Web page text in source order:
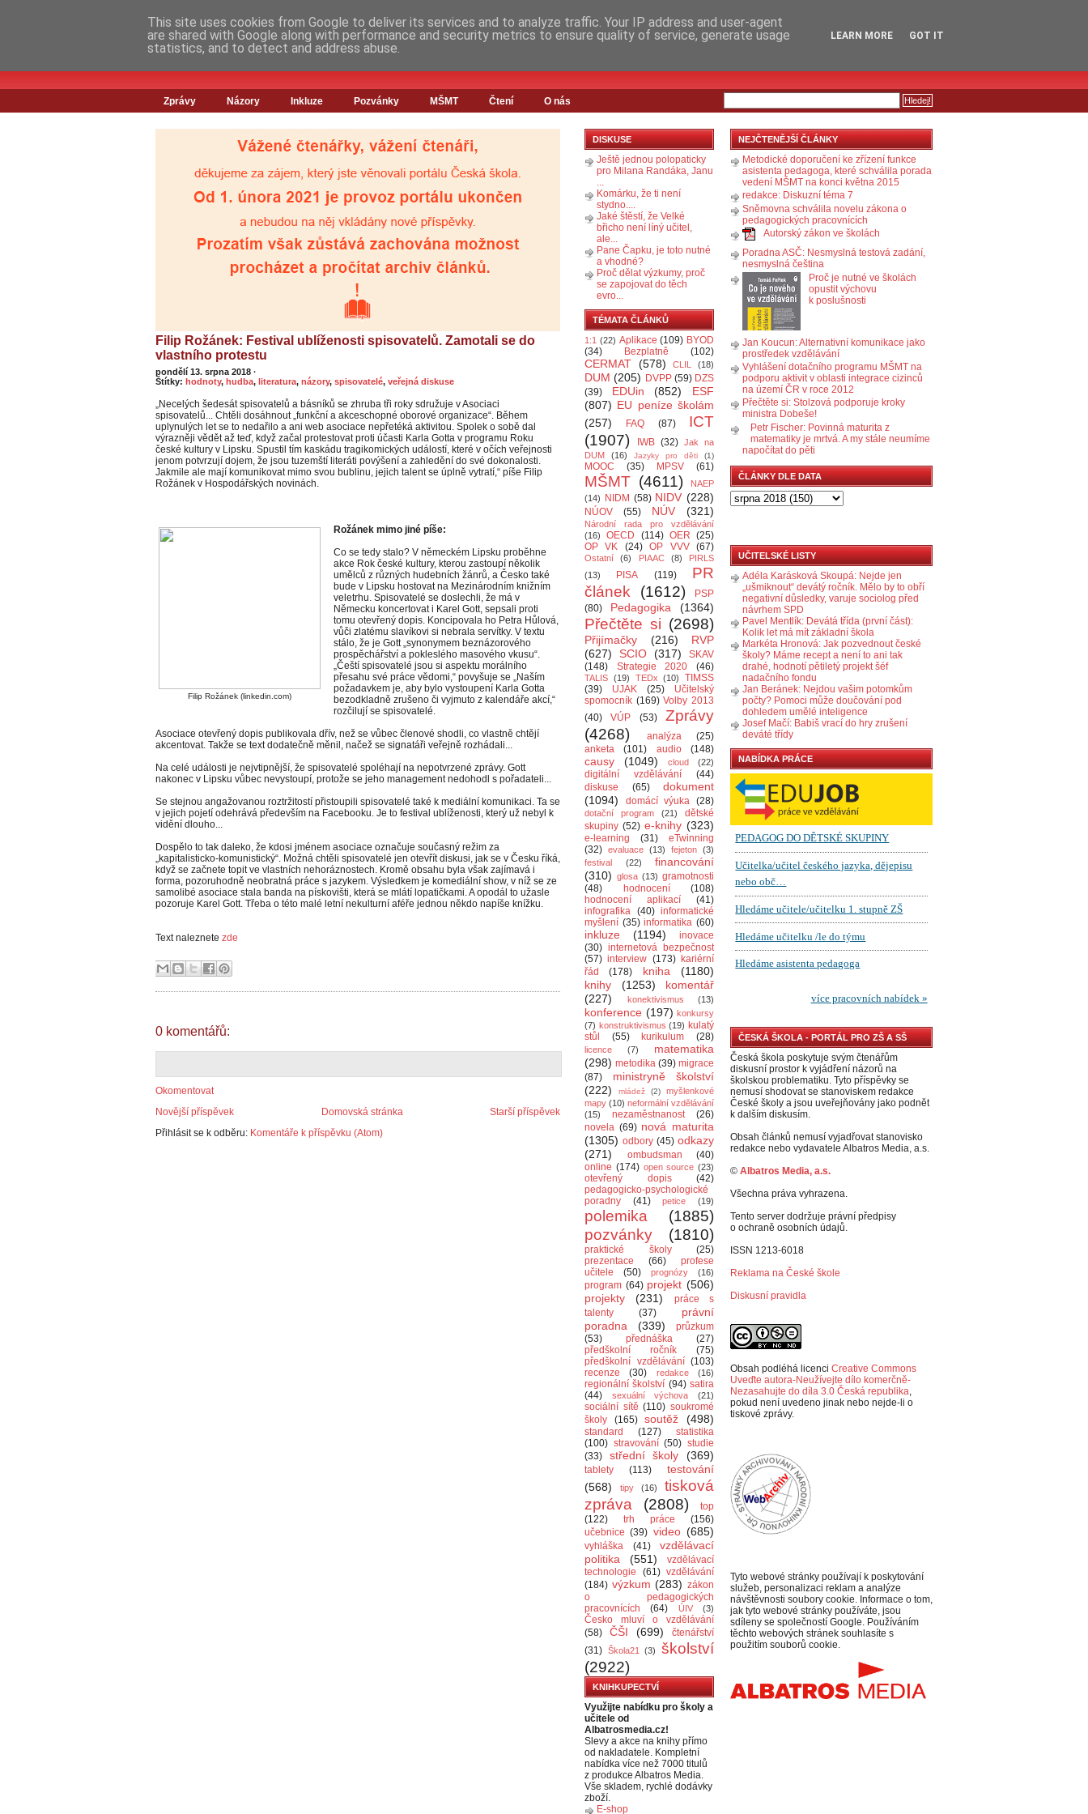
Zprávy Názory Inkluze Pozvánky MŠMT Čtení O nás
Filip Rožánek: Festival ublíženosti spisovatelů. Zamotali se do
vlastního protestu
pondělí 13. srpna 2018 ·
Štítky: hodnoty, hudba, literatura, názory, spisovatelé, veřejná diskuse
„Necelých šedesát spisovatelů a básníků se zhruba tři roky sdružuje v Asociaci
spisovatelů... Chtěli dosáhnout „funkční a akceschopné oborové organizace“. Během
uplynulých let se to nedařilo a ani web asociace nepřetéká aktivitou. Spolek o sobě dal
výrazněji vědět až teď, když začal protestovat proti účasti Karla Gotta v programu Roku
české kultury v Lipsku. Spustil tím kaskádu tragikomických událostí, které v očích veřejnosti
jenom potvrzují dojem, že jsou tuzemští literáti povýšení a zahledění do své dokonalosti.
Jakmile ale mají komunikovat mimo svou bublinu, jejich talent se úplně vytratí,“ píše Filip
Rožánek v Hospodářských novinách.
Filip Rožánek (linkedin.com)
Rožánek mimo jiné píše:
Co se tedy stalo? V německém Lipsku proběhne
akce Rok české kultury, kterou zastoupí několik
umělců z různých hudebních žánrů, a Česko také
bude v Lipsku hostovat na Mezinárodním knižním
veletrhu. Spisovatelé se doslechli, že má v
Německu koncertovat i Karel Gott, sepsali proti
tomu otevřený dopis. Koncipovala ho Petra Hůlová,
vůči zlatému slavíkovi si nebrala servítky. V textu
stálo, že je Gott „synonymem beznázorového
prospěchářství a pokleslého masového vkusu“.
„Čeští spisovatelé jsou si aspektu morálního
přesahu své práce vědomi,“ povyšuje se „Naším
požadavkem je, aby bylo vystoupení Karla Gotta
bezodkladně zrušeno či vyjmuto z kalendáře akcí,“
rozčilují se spisovatelé.
Asociace otevřený dopis publikovala dřív, než se vůbec členové shodli, co vlastně chtějí
akcentovat. Takže se text dodatečně měnil, načež se signatáři veřejně rozhádali...
Na celé události je nejvtipnější, že spisovatelé spoléhají na nepotvrzené zprávy. Gott
nakonec v Lipsku vůbec nevystoupí, protože se jeho management nedohodl s pořadateli...
Se stejnou angažovanou roztržitostí přistoupili spisovatelé také k mediální komunikaci. Ta se
v jejich pojetí odehrává především na Facebooku. Je to festival ublíženosti, který už nebyl k
vidění dlouho...
Dospělo to tak daleko, že kdosi jménem asociace označuje současný režim za
„kapitalisticko-komunistický“. Možná chtěli spisovatelé jen otevřít diskusi, jak se v Česku říká,
když se začnete topit ve vlastních nehoráznostech. Kromě obsahu byla však zajímavá i
forma, pozoruhodně neobratná práce s jazykem. Výsledkem je komediální show, v níž se ze
samolibé asociace stala banda na pískovišti, která se mlátí lopatičkami. A opodál to užasle
pozoruje Karel Gott. Třeba o této malé letní nekulturní aféře jednou někdo napíše knížku.
Text naleznete zde
0 komentářů:
Okomentovat
Novější příspěvek
Starší příspěvek
Domovská stránka
Přihlásit se k odběru: Komentáře k příspěvku (Atom)
DISKUSE
Ještě jednou polopaticky
pro Milana Randáka, Janu
...
Komárku, že ti není
stydno....
Jaké štěstí, že Velké
břicho není líný učitel,
ale...
Pane Čapku, je toto nutné
a vhodné?
Proč dělat výzkumy, proč
se zapojovat do těch
evro...
TÉMATA ČLÁNKŮ
1:1 (22) Aplikace (109) BYOD
(34)
Bezplatně (102)
CERMAT (578) CLIL (18)
DUM (205) DVPP (59) DZS
(39)
EDUin (852)
ESF
(807) EU peníze školám
(257)
FAQ (87)
ICT
(1907)
IWB (32) Jak na
DUM
(16) Jazyky pro děti (1)
MOOC (35) MPSV (61)
MŠMT (4611)
NAEP
(14)
NIDM (58) NIDV (228)
NÚOV (55) NÚV (321)
Národní rada pro vzdělávání
(16)
OECD (114) OER (25)
OP VK
(24) OP VVV (67)
Ostatní (6) PIAAC (8)
PIRLS
(13)
PISA (119)
PR
článek
(1612)
PSP
(80)
Pedagogika (1364)
Přečtěte si (2698)
Přijímačky (216)
RVP
(627)
SCIO (317)
SKAV
(148)
Strategie 2020 (46)
TALIS (19) TEDx (10)
TIMSS
(39)
UJAK (25)
Učitelský
spomocník (169) Volby 2013
(40)
VÚP (53)
Zprávy
(4268)
analýza
(25)
anketa
(101) audio (148)
causy (1049) cloud (22)
digitální vzdělávání
(44)
diskuse
(65)
dokument
(1094)
domácí výuka (28)
dotační program (21)
dětské
skupiny (52) e-knihy (323)
e-learning (31)
eTwinning
(32) evaluace (13) fejeton (3)
festival
(22)
financování
(310) glosa (13) gramotnosti
(48)
hodnocení
(108)
hodnocení aplikací
(41)
infografika (40) informatické
myšlení (35) informatika (60)
inkluze (1194)
inovace
(30) internetová bezpečnost
(57) interview (173) kariérní
řád
(178) kniha
(1180)
knihy
(1253)
komentář
(227)
konektivismus (13)
konference (197) konkursy
(7) konstruktivismus (19) kulatý
stůl
(55) kurikulum (28)
licence (7)
matematika
(298) metodika (39) migrace
(87)
ministryně školství
(222)
mládež (2)
myšlenkové
mapy (10) neformální vzdělávání
(15)
nezaměstnanost
(26)
novela (69) nová maturita
(1305) odbory (45) odkazy
(271)
ombudsman
(40)
online (174) open source (23)
otevřený dopis
(42)
pedagogicko-psychologické
poradny
(41) petice (19)
polemika
(1885)
pozvánky
(1810)
praktické školy
(25)
prezentace
(66)
profese
učitele
(50) prognózy (16)
program (64) projekt (506)
projekty
(231)
práce s
talenty
(37)
právní
poradna
(339)
průzkum
(53)
přednáška
(27)
předškolní ročník
(75)
předškolní vzdělávání (103)
recenze
(30) redakce (16)
regionální školství (94) satira
(44)
sexuální výchova (21)
sociální sítě (110) soukromé
školy
(165) soutěž (498)
standard (127)
statistika
(100) stravování (50) studie
(33)
střední školy (369)
tablety (113)
testování
(568)
tipy (16)
tisková
zpráva
(2808)
top
(122)
trh práce
(156)
učebnice (39) video (685)
vyhláška (41)
vzdělávací
politika
(551)
vzdělávací
technologie
(61) vzdělávání
(184) výzkum (283) zákon
o pedagogických
pracovnících
(64) ÚIV (3)
Česko mluví o vzdělávání
(58)
ČŠI (699)
čtenářství
(31) Škola21 (3)
školství
(2922)
KNIHKUPECTVÍ
Využijte nabídku pro školy a
učitele od
Albatrosmedia.cz!
Slevy a akce na knihy přímo
od nakladatele. Kompletní
nabídka více než 7000 titulů
z produkce Albatros Media.
Vše skladem, rychlé dodávky
zboží.
E-shop
NEJČTENĚJŠÍ ČLÁNKY
Metodické doporučení ke zřízení funkce
asistenta pedagoga, které schválila porada
vedení MŠMT na konci května 2015
redakce: Diskuzní téma 7
Sněmovna schválila novelu zákona o
pedagogických pracovnících
Autorský zákon ve školách
Poradna ASČ: Nesmyslná testová zadání,
nesmyslná čeština
Proč je nutné ve školách
opustit výchovu
k poslušnosti
Jan Koucun: Alternativní komunikace jako
prostředek vzdělávání
Vyhlášení dotačního programu MŠMT na
podporu aktivit v oblasti integrace cizinců
na území ČR v roce 2012
Přečtěte si: Stolzová podporuje kroky
ministra Dobeše!
Petr Fischer: Povinná maturita z
matematiky je mrtvá. A my stále neumíme
napočítat do pěti
ČLÁNKY DLE DATA
UČITELSKÉ LISTY
Adéla Karásková Skoupá: Nejde jen
„ušmiknout“ devátý ročník. Mělo by to obří
negativní důsledky, varuje sociolog před
návrhem SPD
Pavel Mentlík: Devátá třída (první část):
Kolik let má mít základní škola
Markéta Hronová: Jak pozvednout české
školy? Máme recept a není to ani tak
drahé, hodnotí pětiletý projekt šéf
nadačního fondu
Jan Beránek: Nejdou vašim potomkům
počty? Pomoci může doučování pod
dohledem umělé inteligence
Josef Mačí: Babiš vrací do hry zrušení
deváté třídy
NABÍDKA PRÁCE
ČESKÁ ŠKOLA - PORTÁL PRO ZŠ A SŠ
Česká škola poskytuje svým čtenářům
diskusní prostor k vyjádření názorů na
školskou problematiku. Tyto příspěvky se
nemusí shodovat se stanoviskem redakce
České školy a jsou uveřejňovány jako podnět
k dalším diskusím.
Obsah článků nemusí vyjadřovat stanovisko
redakce nebo vydavatele Albatros Media, a.s.
© Albatros Media, a.s.
Všechna práva vyhrazena.
Tento server dodržuje právní předpisy
o ochraně osobních údajů.
ISSN 1213-6018
Reklama na České škole
Diskusní pravidla
Obsah podléhá licenci Creative Commons
Uveďte autora-Neužívejte dílo komerčně-
Nezasahujte do díla 3.0 Česká republika,
pokud není uvedeno jinak nebo nejde-li o
tiskové zprávy.
Tyto webové stránky používají k poskytování
služeb, personalizaci reklam a analýze
návštěvnosti soubory cookie. Informace o tom,
jak tyto webové stránky používáte, jsou
sdíleny se společností Google. Používáním
těchto webových stránek souhlasíte s
použitím souborů cookie.
This site uses cookies from Google to deliver its services and to analyze traffic. Your IP address and user-agent
are shared with Google along with performance and security metrics to ensure quality of service, generate usage
statistics, and to detect and address abuse.
LEARN MORE GOT IT